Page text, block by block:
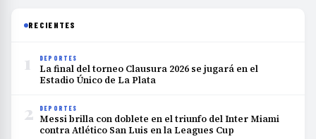
RECIENTES
1 DEPORTES
La final del torneo Clausura 2026 se jugará en el
Estadio Único de La Plata
2 DEPORTES
Messi brilla con doblete en el triunfo del Inter Miami
contra Atlético San Luis en la Leagues Cup